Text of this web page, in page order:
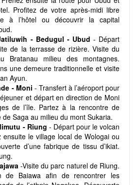
Profitez de votre après-midi libre
à l’hôtel ou découvrir la capital
- Bedugul - Ubud - Départ
de la terrasse de rizière. Visite du
Bratanau milieu des montagnes.
une demeure traditionnelle et visite
Ayun.
- Moni - Transfert à l’aéroport pour
et départ en direction de Moni
de l’île. Partez à la rencontre de
de Saga au milieu du mont Sukaria.
- Riung - Départ pour le volcan
ensuite le village local de Wologai ou
d’une fabrique de tissu d’ikiat.
-Visite du parc naturel de Riung.
de Baiawa afin de rencontrer les